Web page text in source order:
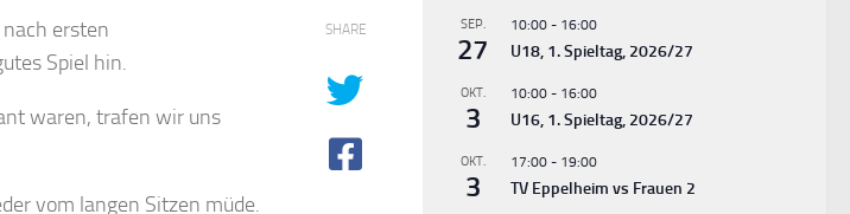
ersten
Spiel hin.
waren, trafen wir uns
vom langen Sitzen müde.
SHARE SEP.
27
10:00 - 16:00
U18, 1. Spieltag, 2026/27
OKT.
3
10:00 - 16:00
U16, 1. Spieltag, 2026/27
OKT.
3
17:00 - 19:00
TV Eppelheim vs Frauen 2